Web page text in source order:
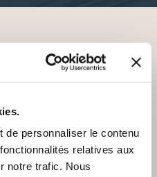
de personnaliser le contenu
relatives aux
notre trafic. Nous
AUSSI